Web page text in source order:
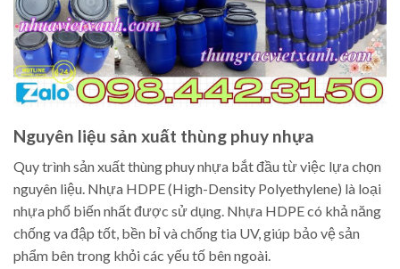
Nguyên liệu sản xuất thùng phuy nhựa
Quy trình sản xuất thùng phuy nhựa bắt đầu từ việc lựa chọn
nguyên liệu. Nhựa HDPE (High-Density Polyethylene) là loại
nhựa phổ biến nhất được sử dụng. Nhựa HDPE có khả năng
chống va đập tốt, bền bỉ và chống tia UV, giúp bảo vệ sản
phẩm bên trong khỏi các yếu tố bên ngoài.